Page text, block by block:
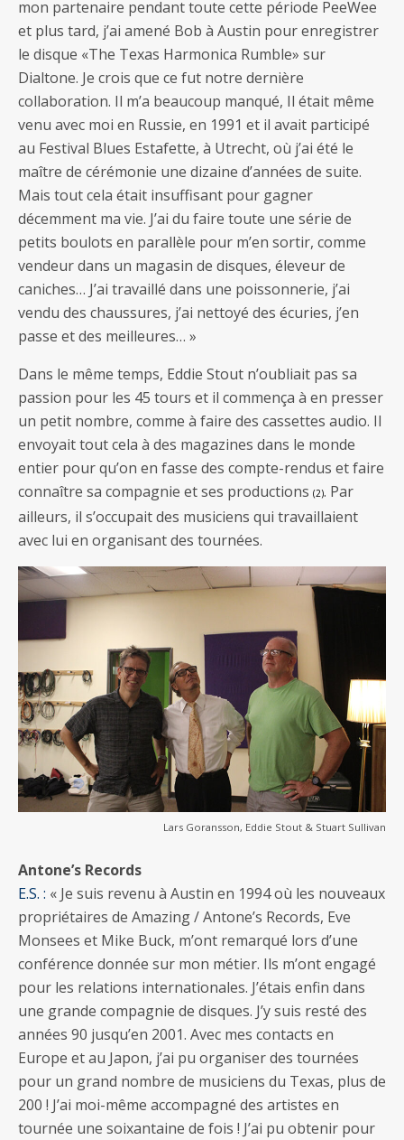
mon partenaire pendant toute cette période PeeWee
et plus tard, j’ai amené Bob à Austin pour enregistrer
le disque «The Texas Harmonica Rumble» sur
Dialtone. Je crois que ce fut notre dernière
collaboration. Il m’a beaucoup manqué, Il était même
venu avec moi en Russie, en 1991 et il avait participé
au Festival Blues Estafette, à Utrecht, où j’ai été le
maître de cérémonie une dizaine d’années de suite.
Mais tout cela était insuffisant pour gagner
décemment ma vie. J’ai du faire toute une série de
petits boulots en parallèle pour m’en sortir, comme
vendeur dans un magasin de disques, éleveur de
caniches… J’ai travaillé dans une poissonnerie, j’ai
vendu des chaussures, j’ai nettoyé des écuries, j’en
passe et des meilleures… »
Dans le même temps, Eddie Stout n’oubliait pas sa
passion pour les 45 tours et il commença à en presser
un petit nombre, comme à faire des cassettes audio. Il
envoyait tout cela à des magazines dans le monde
entier pour qu’on en fasse des compte-rendus et faire
connaître sa compagnie et ses productions (2). Par
ailleurs, il s’occupait des musiciens qui travaillaient
avec lui en organisant des tournées.
Lars Goransson, Eddie Stout & Stuart Sullivan
Antone’s Records
E.S. : « Je suis revenu à Austin en 1994 où les nouveaux
propriétaires de Amazing / Antone’s Records, Eve
Monsees et Mike Buck, m’ont remarqué lors d’une
conférence donnée sur mon métier. Ils m’ont engagé
pour les relations internationales. J’étais enfin dans
une grande compagnie de disques. J’y suis resté des
années 90 jusqu’en 2001. Avec mes contacts en
Europe et au Japon, j’ai pu organiser des tournées
pour un grand nombre de musiciens du Texas, plus de
200 ! J’ai moi-même accompagné des artistes en
tournée une soixantaine de fois ! J’ai pu obtenir pour